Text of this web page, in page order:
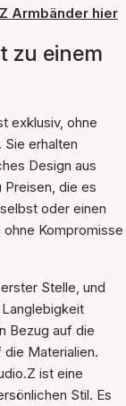
Armbänder hier
zu einem
exklusiv, ohne
Sie erhalten
Design aus
die es
oder einen
Kompromisse
Stelle, und
Bezug auf die
Materialien.
ist eine
Stil. Es